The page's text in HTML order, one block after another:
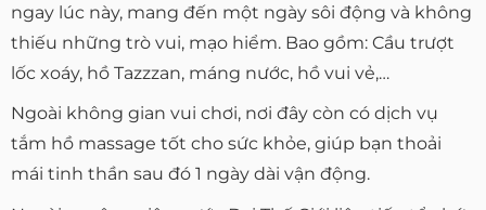
ngay lúc này, mang đến một ngày sôi động và không
thiếu những trò vui, mạo hiểm. Bao gồm: Cầu trượt
lốc xoáy, hồ Tazzzan, máng nước, hồ vui vẻ,…
Ngoài không gian vui chơi, nơi đây còn có dịch vụ
tắm hồ massage tốt cho sức khỏe, giúp bạn thoải
mái tinh thần sau đó 1 ngày dài vận động.